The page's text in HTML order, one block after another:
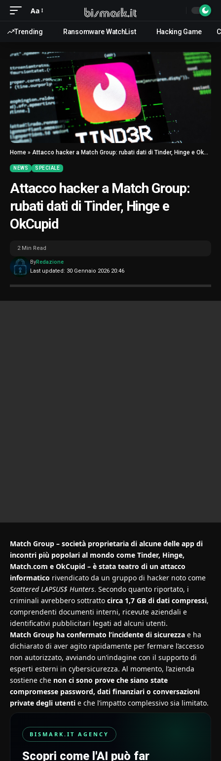
Aa
Trending Ransomware WatchList Hacking Game
Home » Attacco hacker a Match Group: rubati dati di Tinder, Hinge e OkCupid
NEWS SPECIALE
Attacco hacker a Match Group:
rubati dati di Tinder, Hinge e
OkCupid
Last updated: 30 Gennaio 2026 20:46
ByRedazione
2 Min Read
Match Group – società proprietaria di alcune delle app di
incontri più popolari al mondo come Tinder, Hinge,
Match.com e OkCupid – è stata teatro di un attacco
informatico rivendicato da un gruppo di hacker noto come
Scattered LAPSUS$ Hunters. Secondo quanto riportato, i
criminali avrebbero sottratto circa 1,7 GB di dati compressi,
comprendenti documenti interni, ricevute aziendali e
identificativi pubblicitari legati ad alcuni utenti.
Match Group ha confermato l’incidente di sicurezza e ha
dichiarato di aver agito rapidamente per fermare l’accesso
non autorizzato, avviando un’indagine con il supporto di
esperti esterni in cybersicurezza. Al momento, l’azienda
sostiene che non ci sono prove che siano state
compromesse password, dati finanziari o conversazioni
private degli utenti e che l’impatto complessivo sia limitato.
BISMARK.IT AGENCY
Scopri come l'AI può far